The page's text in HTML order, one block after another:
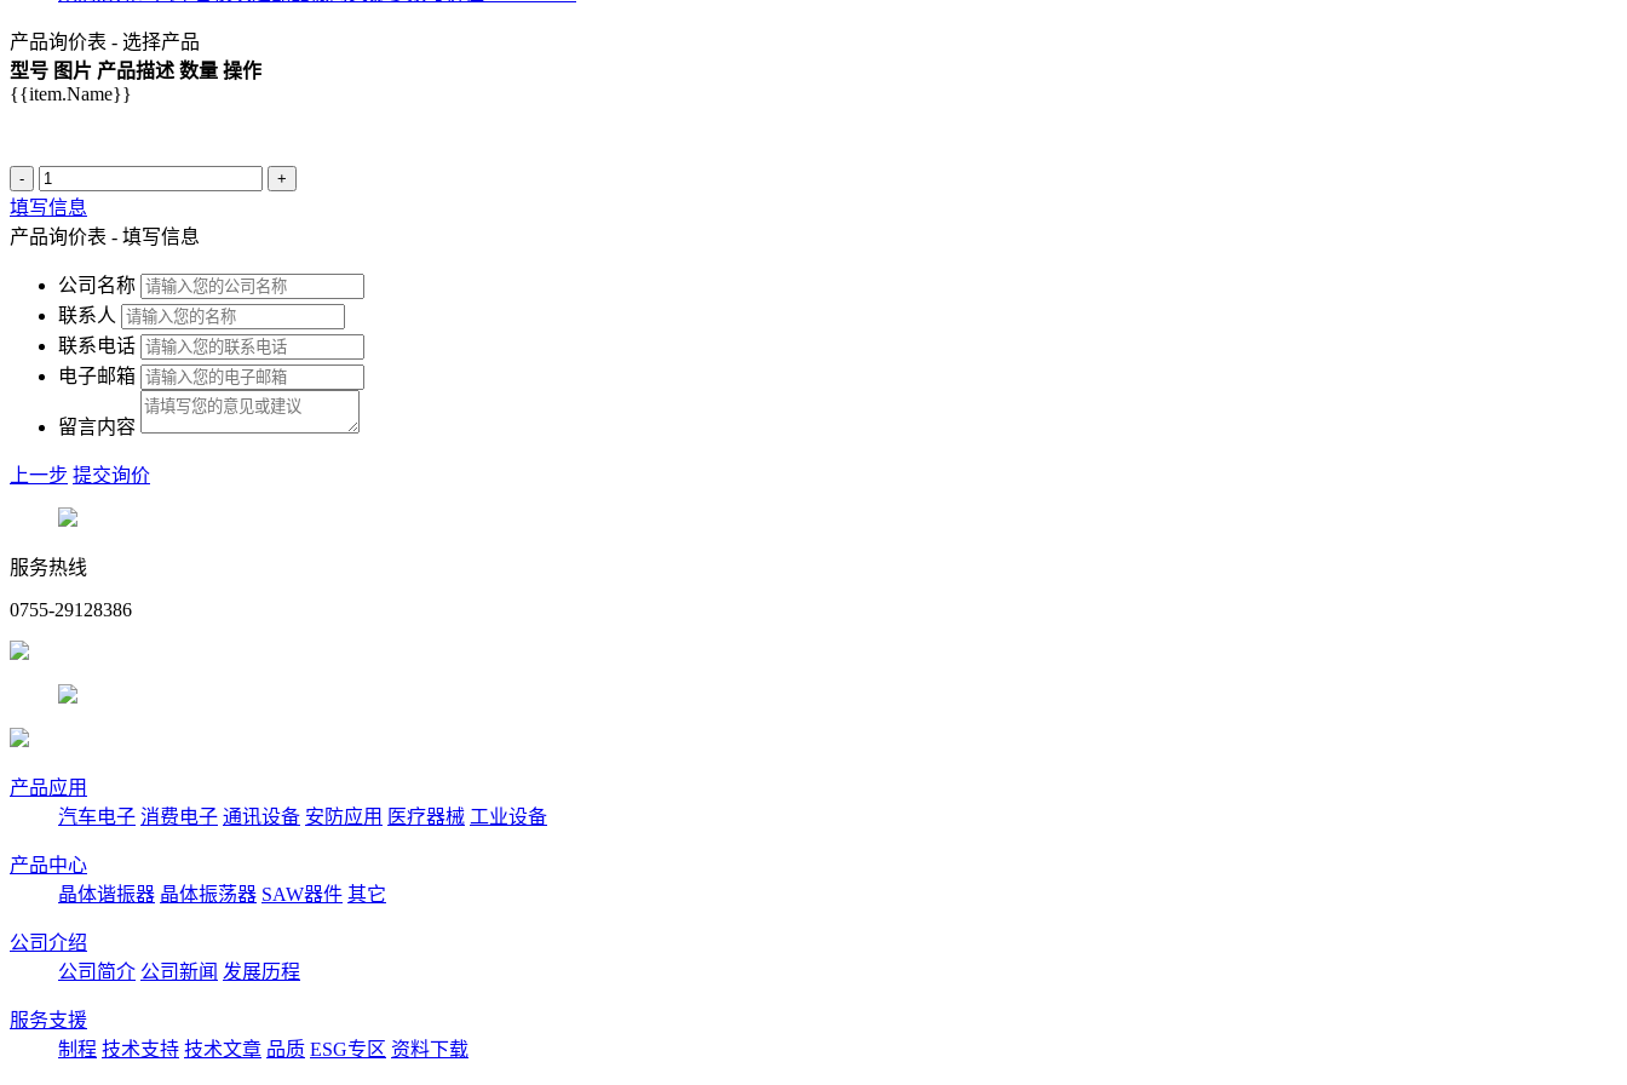
产品询价表 - 选择产品
型号 图片 产品描述 数量 操作
{{item.Name}}
- +
填写信息
产品询价表 - 填写信息
公司名称
联系人
联系电话
电子邮箱
留言内容
上一步 提交询价
服务热线
0755-29128386
产品应用
汽车电子 消费电子 通讯设备 安防应用 医疗器械 工业设备
产品中心
晶体谐振器 晶体振荡器 SAW器件 其它
公司介绍
公司简介 公司新闻 发展历程
服务支援
制程 技术支持 技术文章 品质 ESG专区 资料下载